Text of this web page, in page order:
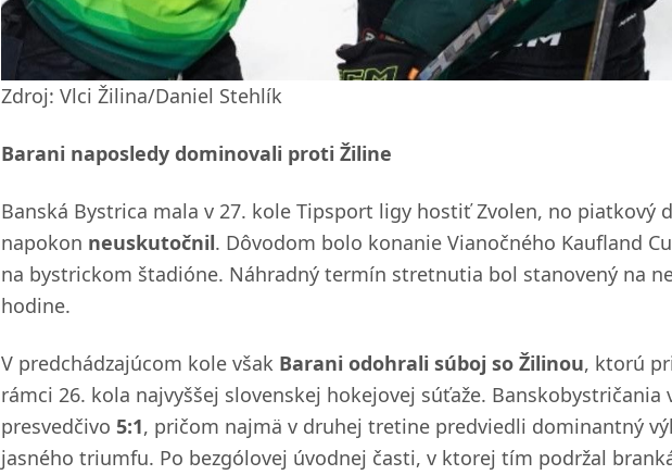
Zdroj: Vlci Žilina/Daniel Stehlík
Barani naposledy dominovali proti Žiline
Banská Bystrica mala v 27. kole Tipsport ligy hostiť Zvolen, no piatkový
napokon neuskutočnil. Dôvodom bolo konanie Vianočného Kaufland
na bystrickom štadióne. Náhradný termín stretnutia bol stanovený na
hodine.
V predchádzajúcom kole však Barani odohrali súboj so Žilinou, ktorú
rámci 26. kola najvyššej slovenskej hokejovej súťaže. Banskobystričania
presvedčivo 5:1, pričom najmä v druhej tretine predviedli dominantný
jasného triumfu. Po bezgólovej úvodnej časti, v ktorej tím podržal